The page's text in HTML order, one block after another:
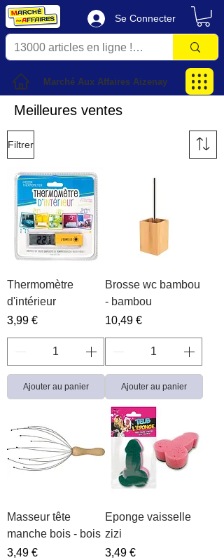
Se Connecter
Marché Aux Affaires Aizenay
Meilleures ventes
Filtrer
Thermomètre
d'intérieur
Prix
3,99 €
Ajouter au panier
Brosse wc bambou
- bambou
Prix
10,49 €
Ajouter au panier
Masseur tête
manche bois - bois
Prix
3,49 €
Eponge vaisselle
zizi
Prix
3,49 €